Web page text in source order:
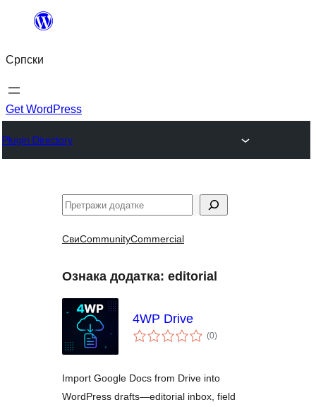
Скочи
садржај
Српски
Get WordPress
Plugin Directory
Претрага
СвиCommunityCommercial
Ознака додатка: editorial
4WP Drive
(0укупних
оцена
)
Import Google Docs from Drive into
WordPress drafts—editorial inbox, field